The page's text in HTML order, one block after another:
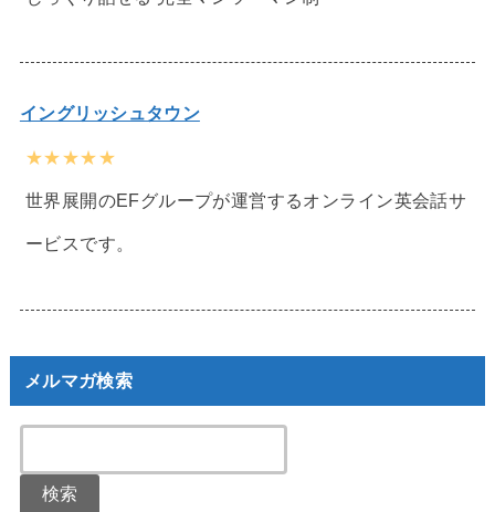
イングリッシュタウン
★★★★★
世界展開のEFグループが運営するオンライン英会話サ
ービスです。
メルマガ検索